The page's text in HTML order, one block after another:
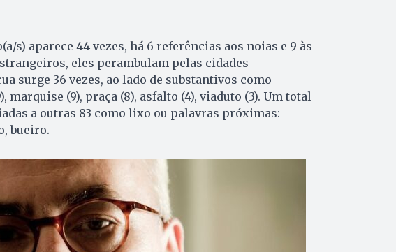
s) aparece 44 vezes, há 6 referências aos noias e 9 às
eles perambulam pelas cidades
surge 36 vezes, ao lado de substantivos como
marquise (9), praça (8), asfalto (4), viaduto (3). Um total
a outras 83 como lixo ou palavras próximas:
bueiro.